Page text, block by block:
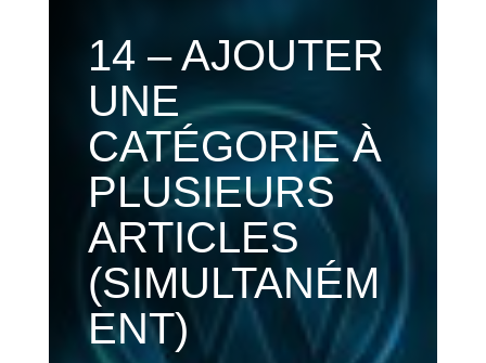
14 – AJOUTER
UNE
CATÉGORIE À
PLUSIEURS
ARTICLES
(SIMULTANÉM
ENT)